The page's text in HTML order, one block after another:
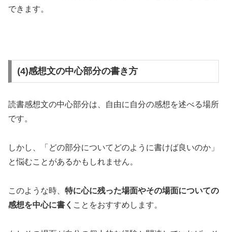
できます。
(4)感想文の中心部分の書き方
読書感想文の中心部分は、自由に自分の感想を述べる場所
です。
しかし、「どの部分についてどのように書けば良いのか」
と悩むことがあるかもしれません。
このような時、 特に心に残った場面やその場面についての
感想を中心に書く ことをおすすめします。